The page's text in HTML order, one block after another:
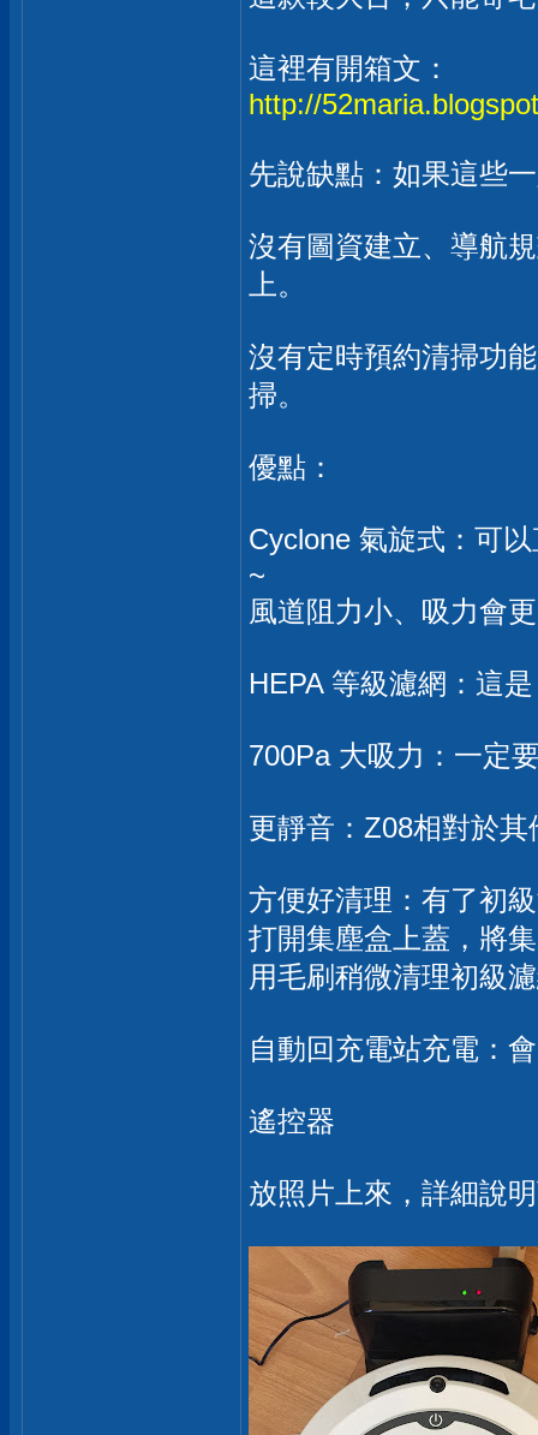
這裡有開箱文：
http://
先說缺點：如果這些
沒有圖資建立、導航
上。
沒有定時預約清掃功
掃。
優點：
Cyclone 氣旋式：可
~
風道阻力小、吸力會
HEPA 等級濾網：這
700Pa 大吸力：一定
更靜音：Z08相對於
方便好清理：有了初
打開集塵盒上蓋，將
用毛刷稍微清理初級
自動回充電站充電：
遙控器
放照片上來，詳細說